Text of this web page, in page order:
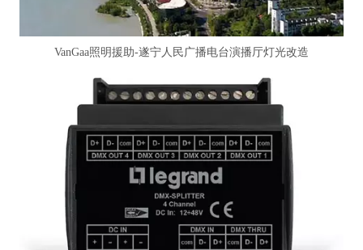
VanGaa照明援助-遂宁人民广播电台演播厅灯光改造